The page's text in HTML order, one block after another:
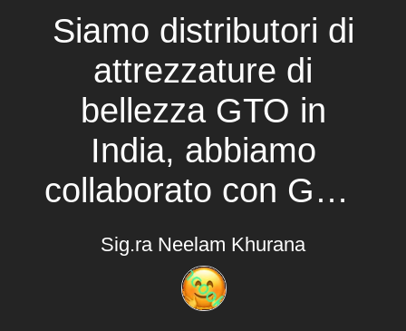
SULLA
PRIVACY
Siamo distributori di
attrezzature di
bellezza GTO in
India, abbiamo
collaborato con GTO
per molti anni, siamo
molto soddisfatti dei
loro prodotti e servizi.
Sig.ra Neelam Khurana